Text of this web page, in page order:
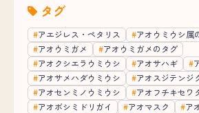
タグ
アエジレス・ペタリス
アオウミウシ属
アオウミガメ
アオウミガメのタグ
アオクシエラウミウシ
アオサハギ
アオサメハダウミウシ
アオスジテンジ
アオセンミノウミウシ
アオフチキセワ
アオボシミドリガイ
アオマスク
ア